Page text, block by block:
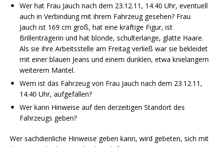
Wer hat Frau Jauch nach dem 23.12.11, 14.40 Uhr, eventuell
auch in Verbindung mit ihrem Fahrzeug gesehen? Frau
Jauch ist 169 cm groß, hat eine kräftige Figur, ist
Brillenträgerin und hat blonde, schulterlange, glatte Haare.
Als sie ihre Arbeitsstelle am Freitag verließ war sie bekleidet
mit einer blauen Jeans und einem dunklen, etwa knielangem
weiterem Mantel.
Wem ist das Fahrzeug von Frau Jauch nach dem 23.12.11,
14.40 Uhr, aufgefallen?
Wer kann Hinweise auf den derzeitigen Standort des
Fahrzeugs geben?
Wer sachdienliche Hinweise geben kann, wird gebeten, sich mit